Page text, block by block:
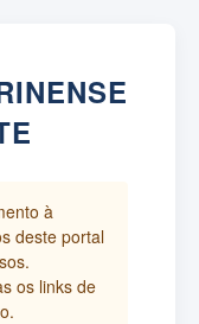
à
deste portal
os links de